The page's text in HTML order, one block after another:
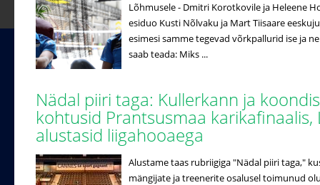
Lõhmusele - Dmitri Korotkovile ja Heleene
esiduo Kusti Nõlvaku ja Mart Tiisaare
esimesi samme tegevad võrkpallurid ise ja
saab teada: Miks ...
Nädal piiri taga: Kullerkann ja
kohtusid Prantsusmaa karikafinaalis,
alustasid liigahooaega
Alustame taas rubriigiga "Nädal piiri taga,"
mängijate ja treenerite osalusel toimunud